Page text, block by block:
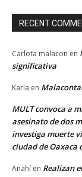
RECENT
Carlota malacon en
significativa
Karla en
MULT convoca a
asesinato de dos
investiga muerte
ciudad de Oaxaca
Anahí en Realizan